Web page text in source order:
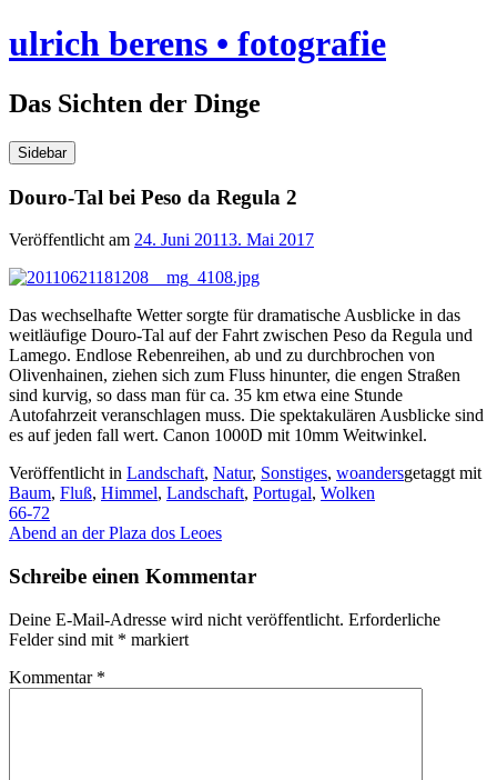
Skip
to
ulrich berens • fotografie
Das Sichten der Dinge
Sidebar
Douro-Tal bei Peso da Regula 2
Veröffentlicht am 24. Juni 20113. Mai 2017
Das wechselhafte Wetter sorgte für dramatische Ausblicke in das
weitläufige Douro-Tal auf der Fahrt zwischen Peso da Regula und
Lamego. Endlose Rebenreihen, ab und zu durchbrochen von
Olivenhainen, ziehen sich zum Fluss hinunter, die engen Straßen
sind kurvig, so dass man für ca. 35 km etwa eine Stunde
Autofahrzeit veranschlagen muss. Die spektakulären Ausblicke sind
es auf jeden fall wert. Canon 1000D mit 10mm Weitwinkel.
Veröffentlicht in Landschaft, Natur, Sonstiges, woandersgetaggt mit
Baum, Fluß, Himmel, Landschaft, Portugal, Wolken
Beitragsnavigation
66-72
Abend an der Plaza dos Leoes
Schreibe einen Kommentar
Deine E-Mail-Adresse wird nicht veröffentlicht. Erforderliche
Felder sind mit * markiert
Kommentar *